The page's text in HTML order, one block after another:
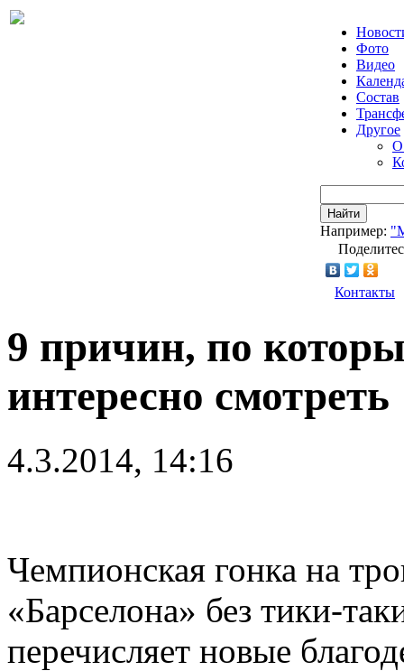
Фото
Видео
Состав
Другое
О
Найти
Например:
Контакты
9 причин, по
интересно смотреть
4.3.2014, 14:16
Чемпионская гонка на
«Барселона» без тики-
перечисляет новые